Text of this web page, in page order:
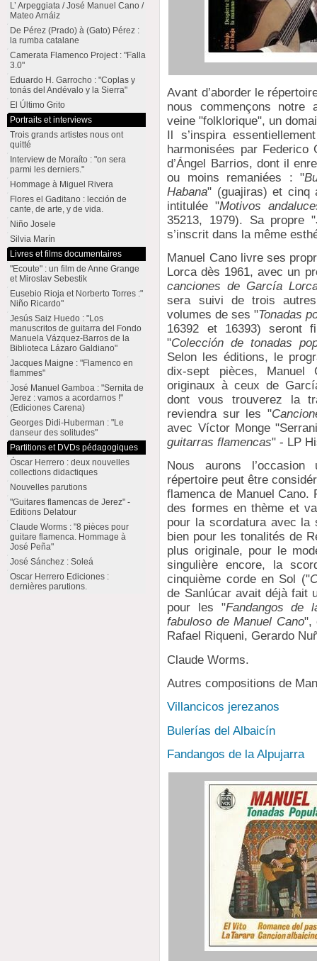
Avant d’aborder le
nous commençons notre
veine "folklorique", un
Il s’inspira
harmonisées par
d’Ángel Barrios, dont il
ou moins remaniées : "
Habana" (guajiras) et cinq
intitulée "Motivos
35213, 1979). Sa propre "
s’inscrit dans la même
Manuel Cano livre ses
Lorca dès 1961, avec un
canciones de García
sera suivi de trois
volumes de ses "Tonadas
16392 et 16393) seront
"Colección de tonadas
Selon les éditions, le
dix-sept pièces, Manuel
originaux à ceux de
dont vous trouverez la
reviendra sur les "
avec Víctor Monge
guitarras flamencas" - LP
Nous aurons
répertoire peut être
flamenca de Manuel Cano.
des formes en thème et
pour la scordatura avec la
bien pour les tonalités de
plus originale, pour le
singulière encore, la
cinquième corde en Sol ("
de Sanlúcar avait déjà fait
pour les "Fandangos de
fabuloso de Manuel Cano",
Rafael Riqueni, Gerardo
Claude Worms.
Autres compositions de
Villancicos jerezanos
Bulerías del Albaicín
Fandangos de la Alpujarra
L’ Arpeggiata / José Manuel Cano /
Mateo Arnáiz
De Pérez (Prado) à (Gato) Pérez :
la rumba catalane
Camerata Flamenco Project : "Falla
3.0"
Eduardo H. Garrocho : "Coplas y
tonás del Andévalo y la Sierra"
El Último Grito
Portraits et interviews
Trois grands artistes nous ont
quitté
Interview de Moraíto : "on sera
parmi les derniers."
Hommage à Miguel Rivera
Flores el Gaditano : lección de
cante, de arte, y de vida.
Niño Josele
Silvia Marín
Livres et films documentaires
"Ecoute" : un film de Anne Grange
et Miroslav Sebestik
Eusebio Rioja et Norberto Torres :"
Niño Ricardo"
Jesús Saiz Huedo : "Los
manuscritos de guitarra del Fondo
Manuela Vázquez-Barros de la
Biblioteca Lázaro Galdiano"
Jacques Maigne : "Flamenco en
flammes"
José Manuel Gamboa : "Sernita de
Jerez : vamos a acordarnos !"
(Ediciones Carena)
Georges Didi-Huberman : "Le
danseur des solitudes"
Partitions et DVDs pédagogiques
Óscar Herrero : deux nouvelles
collections didactiques
Nouvelles parutions
"Guitares flamencas de Jerez" -
Editions Delatour
Claude Worms : "8 pièces pour
guitare flamenca. Hommage à
José Peña"
José Sánchez : Soleá
Oscar Herrero Ediciones :
dernières parutions.